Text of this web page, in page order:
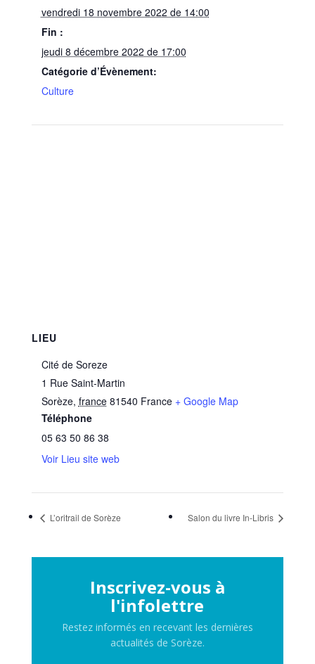
vendredi 18 novembre 2022 de 14:00
Fin :
jeudi 8 décembre 2022 de 17:00
Catégorie d’Évènement:
Culture
LIEU
Cité de Soreze
1 Rue Saint-Martin
Sorèze, france 81540 France + Google Map
Téléphone
05 63 50 86 38
Voir Lieu site web
L’oritrail de Sorèze Salon du livre In-Libris
Inscrivez-vous à
l'infolettre
Restez informés en recevant les dernières
actualités de Sorèze.